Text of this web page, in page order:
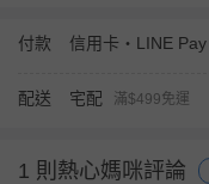
付款
配送 宅配 滿$499免運
1 則熱心媽咪評論